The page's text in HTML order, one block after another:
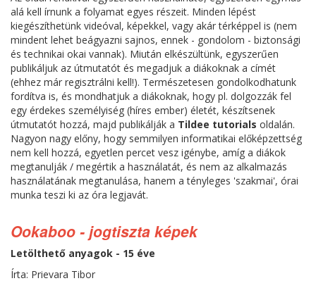
alá kell írnunk a folyamat egyes részeit. Minden lépést
kiegészíthetünk videóval, képekkel, vagy akár térképpel is (nem
mindent lehet beágyazni sajnos, ennek - gondolom - biztonsági
és technikai okai vannak). Miután elkészültünk, egyszerűen
publikáljuk az útmutatót és megadjuk a diákoknak a címét
(ehhez már regisztrálni kell!). Természetesen gondolkodhatunk
fordítva is, és mondhatjuk a diákoknak, hogy pl. dolgozzák fel
egy érdekes személyiség (híres ember) életét, készítsenek
útmutatót hozzá, majd publikálják a Tildee tutorials oldalán.
Nagyon nagy előny, hogy semmilyen informatikai előképzettség
nem kell hozzá, egyetlen percet vesz igénybe, amíg a diákok
megtanulják / megértik a használatát, és nem az alkalmazás
használatának megtanulása, hanem a tényleges 'szakmai', órai
munka teszi ki az óra legjavát.
Ookaboo - jogtiszta képek
Letölthető anyagok - 15 éve
Írta: Prievara Tibor